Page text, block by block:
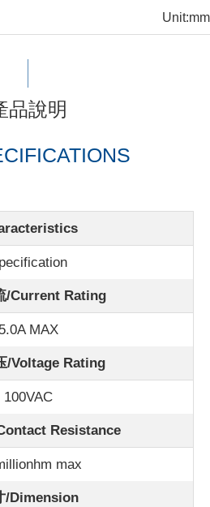
品說明
/Current Rating
5.0A MAX
/Voltage Rating
100VAC
Resistance
max
/Dimension
Unit:mm